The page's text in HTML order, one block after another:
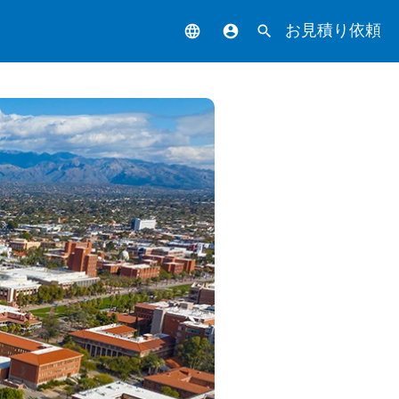
language account_circle search お見積り依頼